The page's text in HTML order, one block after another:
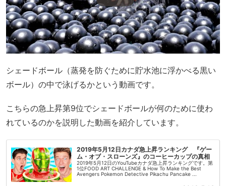
シェードボール（蒸発を防ぐために貯水池に浮かべる黒い
ボール）の中で泳げるかという動画です。
こちらの急上昇第9位でシェードボールが何のために使わ
れているのかを説明した動画を紹介しています。
2019年5月12日カナダ急上昇ランキング 『ゲー
ム・オブ・スローンズ』のコーヒーカップの真相
2019年5月12日のYouTubeカナダ急上昇ランキングです。第
1位FOOD ART CHALLENGE & How To Make the Best
Avengers Pokemon Detective Pikachu Pancake ...